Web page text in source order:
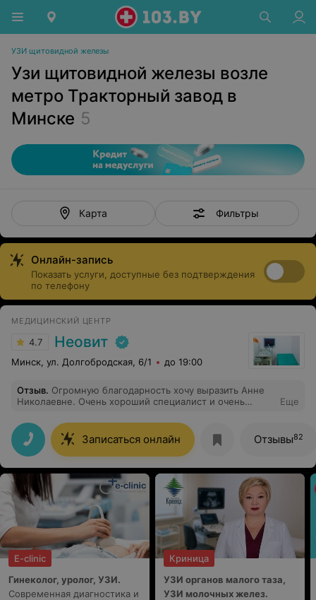
УЗИ щитовидной железы
Узи щитовидной железы возле
метро Тракторный завод в
Минске 5
Карта Фильтры
Онлайн-запись
Показать услуги, доступные без подтверждения
по телефону
МЕДИЦИНСКИЙ ЦЕНТР
4.7 Неовит
Минск, ул. Долгобродская, 6/1 до 19:00
Отзыв. Огромную благодарность хочу выразить Анне
Николаевне. Очень хороший специалист и очень
ней приходить снова.
Еще
Записаться онлайн Отзывы82
E-clinic
Гинеколог, уролог, УЗИ.
Современная диагностика и
Криница
УЗИ органов малого таза,
УЗИ молочных желез.